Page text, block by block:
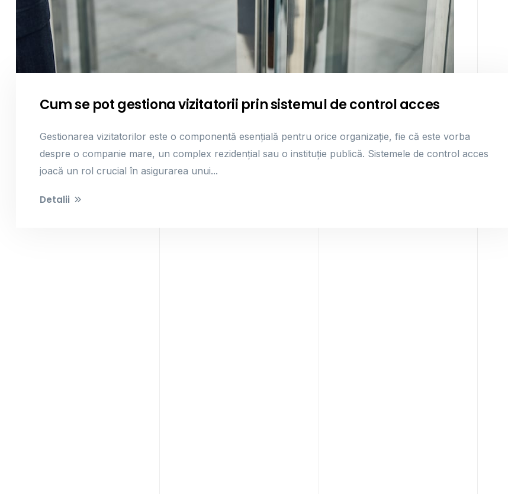
Cum se pot gestiona vizitatorii prin sistemul de control acces
Gestionarea vizitatorilor este o componentă esențială pentru orice organizație, fie că este vorba
despre o companie mare, un complex rezidențial sau o instituție publică. Sistemele de control acces
joacă un rol crucial în asigurarea unui...
Detalii